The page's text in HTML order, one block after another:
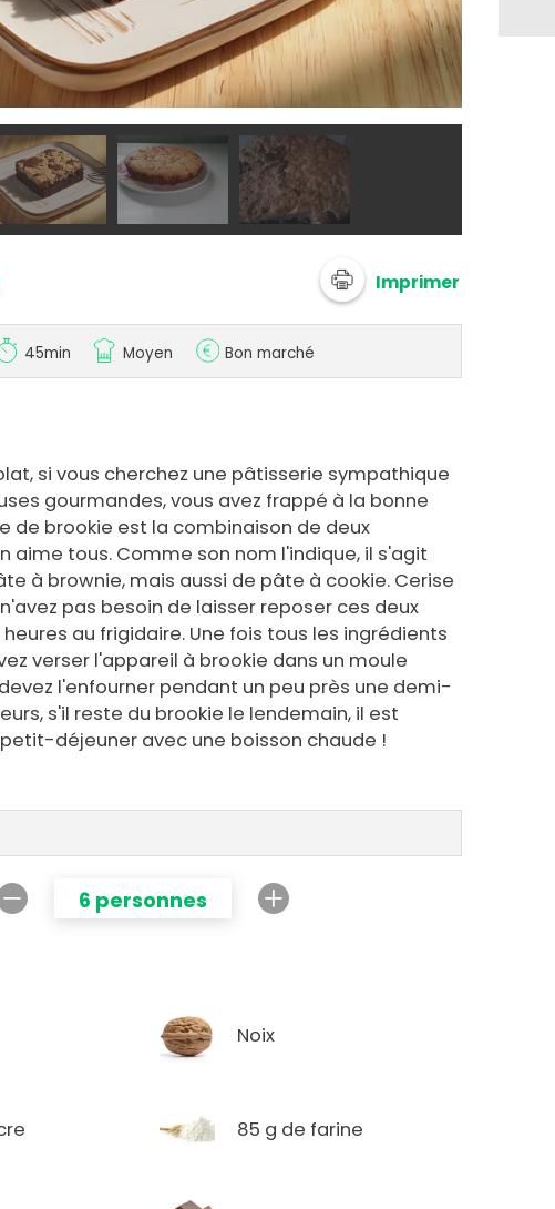
Imprimer
45min Moyen Bon marché
si vous cherchez une pâtisserie sympathique
gourmandes, vous avez frappé à la bonne
de brookie est la combinaison de deux
aime tous. Comme son nom l'indique, il s'agit
à brownie, mais aussi de pâte à cookie. Cerise
pas besoin de laisser reposer ces deux
au frigidaire. Une fois tous les ingrédients
verser l'appareil à brookie dans un moule
l'enfourner pendant un peu près une demi-
s'il reste du brookie le lendemain, il est
déjeuner avec une boisson chaude !
6 personnes
Noix
85 g de farine